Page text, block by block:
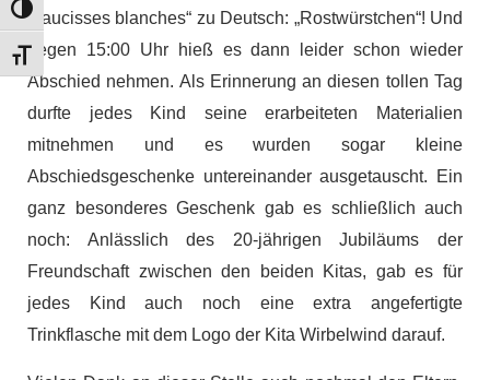
Umschalten auf hohe Kontraste
Schrift vergrößern
„saucisses blanches“ zu Deutsch: „Rostwürstchen“! Und
gegen 15:00 Uhr hieß es dann leider schon wieder
Abschied nehmen. Als Erinnerung an diesen tollen Tag
durfte jedes Kind seine erarbeiteten Materialien
mitnehmen und es wurden sogar kleine
Abschiedsgeschenke untereinander ausgetauscht. Ein
ganz besonderes Geschenk gab es schließlich auch
noch: Anlässlich des 20-jährigen Jubiläums der
Freundschaft zwischen den beiden Kitas, gab es für
jedes Kind auch noch eine extra angefertigte
Trinkflasche mit dem Logo der Kita Wirbelwind darauf.